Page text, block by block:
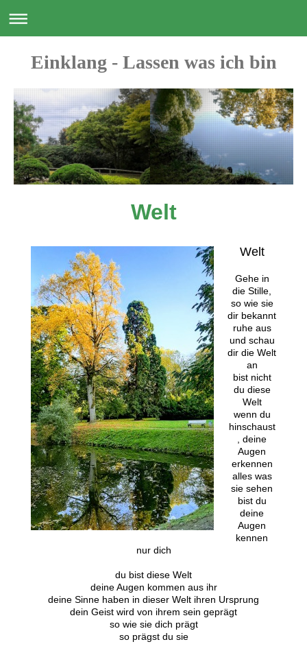
Einklang - Lassen was ich bin
Welt
Welt
Gehe in
die Stille,
so wie sie
dir bekannt
ruhe aus
und schau
dir die Welt
an
bist nicht
du diese
Welt
wenn du
hinschaust
, deine
Augen
erkennen
alles was
sie sehen
bist du
deine
Augen
kennen
nur dich
du bist diese Welt
deine Augen kommen aus ihr
deine Sinne haben in dieser Welt ihren Ursprung
dein Geist wird von ihrem sein geprägt
so wie sie dich prägt
so prägst du sie